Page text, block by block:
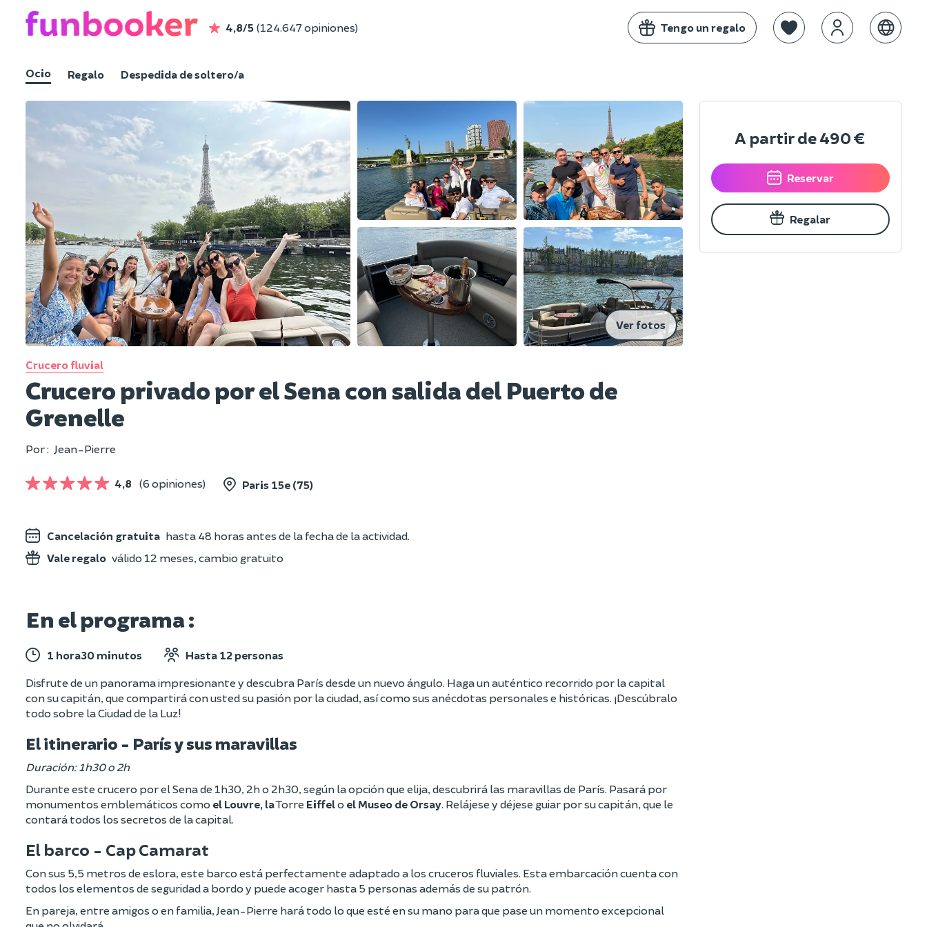
4,8/5 (124.647 opiniones) Tengo un regalo
Ocio Regalo Despedida de soltero/a
Ver fotos
Crucero fluvial
Crucero privado por el Sena con salida del Puerto de
Grenelle
Por : Jean-Pierre
4,8 (6 opiniones) Paris 15e (75)
Cancelación gratuita hasta 48 horas antes de la fecha de la actividad.
Vale regalo válido 12 meses, cambio gratuito
En el programa :
1 hora30 minutos Hasta 12 personas
Disfrute de un panorama impresionante y descubra París desde un nuevo ángulo. Haga un auténtico recorrido por la capital
con su capitán, que compartirá con usted su pasión por la ciudad, así como sus anécdotas personales e históricas. ¡Descúbralo
todo sobre la Ciudad de la Luz!
El itinerario - París y sus maravillas
Duración: 1h30 o 2h
Durante este crucero por el Sena de 1h30, 2h o 2h30, según la opción que elija, descubrirá las maravillas de París. Pasará por
monumentos emblemáticos como el Louvre, laTorre Eiffelo el Museo de Orsay. Relájese y déjese guiar por su capitán, que le
contará todos los secretos de la capital.
El barco - Cap Camarat
Con sus 5,5 metros de eslora, este barco está perfectamente adaptado a los cruceros fluviales. Esta embarcación cuenta con
todos los elementos de seguridad a bordo y puede acoger hasta 5 personas además de su patrón.
En pareja, entre amigos o en familia, Jean-Pierre hará todo lo que esté en su mano para que pase un momento excepcional
A partir de490 €
Reservar
Regalar